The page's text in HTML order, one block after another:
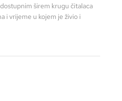
širem krugu čitalaca
i vrijeme u kojem je živio i